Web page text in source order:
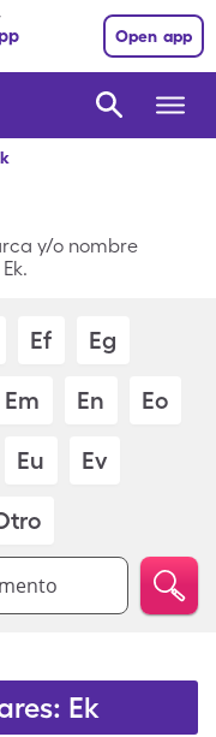
Open app
y/o nombre
Ef Eg
Em En Eo
Eu Ev
Ek